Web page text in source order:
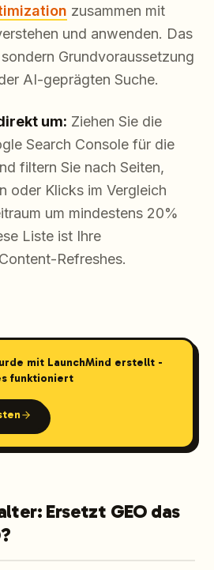
zusammen mit
und anwenden. Das
Grundvoraussetzung
AI-geprägten Suche.
um: Ziehen Sie die
Search Console für die
filtern Sie nach Seiten,
oder Klicks im Vergleich
um mindestens 20%
Liste ist Ihre
Refreshes.
mit LaunchMind erstellt -
funktioniert
Ersetzt GEO das